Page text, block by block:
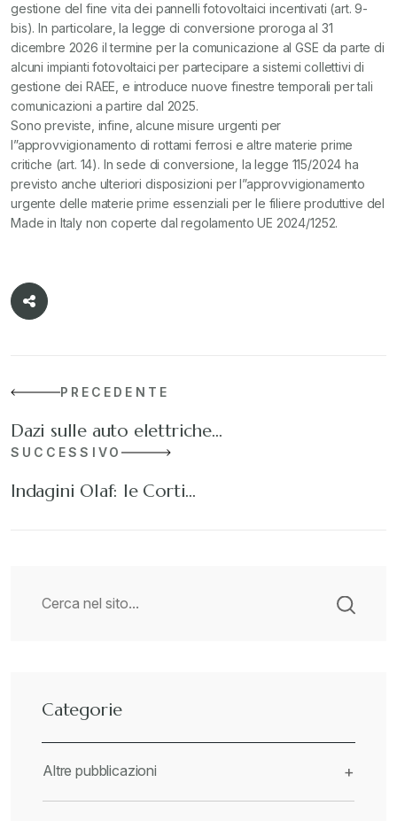
gestione del fine vita dei pannelli fotovoltaici incentivati (art. 9-
bis). In particolare, la legge di conversione proroga al 31
dicembre 2026 il termine per la comunicazione al GSE da parte di
alcuni impianti fotovoltaici per partecipare a sistemi collettivi di
gestione dei RAEE, e introduce nuove finestre temporali per tali
comunicazioni a partire dal 2025.
Sono previste, infine, alcune misure urgenti per
l”approvvigionamento di rottami ferrosi e altre materie prime
critiche (art. 14). In sede di conversione, la legge 115/2024 ha
previsto anche ulteriori disposizioni per l”approvvigionamento
urgente delle materie prime essenziali per le filiere produttive del
Made in Italy non coperte dal regolamento UE 2024/1252.
PRECEDENTE
Dazi sulle auto elettriche…
SUCCESSIVO
Indagini Olaf: le Corti…
Categorie
Altre pubblicazioni +